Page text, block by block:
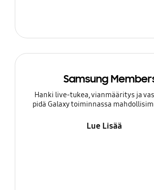
Samsung
Hanki live-tukea, vianmääritys ja
pidä Galaxy toiminnassa
Lue Lisää